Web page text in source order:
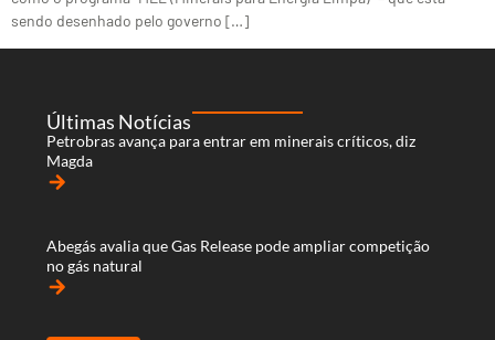
sendo desenhado pelo governo […]
Últimas Notícias
Petrobras avança para entrar em minerais críticos, diz
Magda
arrow_forward
Abegás avalia que Gas Release pode ampliar competição
no gás natural
arrow_forward